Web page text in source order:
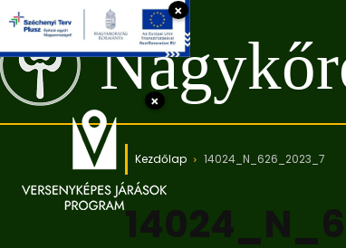
Kezdőlap 14024_N_626_2023_7
×
×